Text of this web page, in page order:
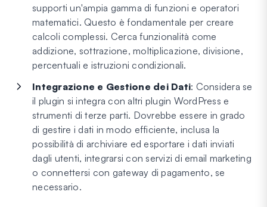
supporti un'ampia gamma di funzioni e operatori
matematici. Questo è fondamentale per creare
calcoli complessi. Cerca funzionalità come
addizione, sottrazione, moltiplicazione, divisione,
percentuali e istruzioni condizionali.
Integrazione e Gestione dei Dati: Considera se
il plugin si integra con altri plugin WordPress e
strumenti di terze parti. Dovrebbe essere in grado
di gestire i dati in modo efficiente, inclusa la
possibilità di archiviare ed esportare i dati inviati
dagli utenti, integrarsi con servizi di email marketing
o connettersi con gateway di pagamento, se
necessario.